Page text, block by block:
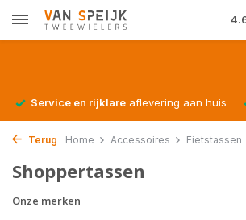
Service en rijklare aflevering aan huis
Terug Home Accessoires Fietstassen
Shoppertassen
Onze merken